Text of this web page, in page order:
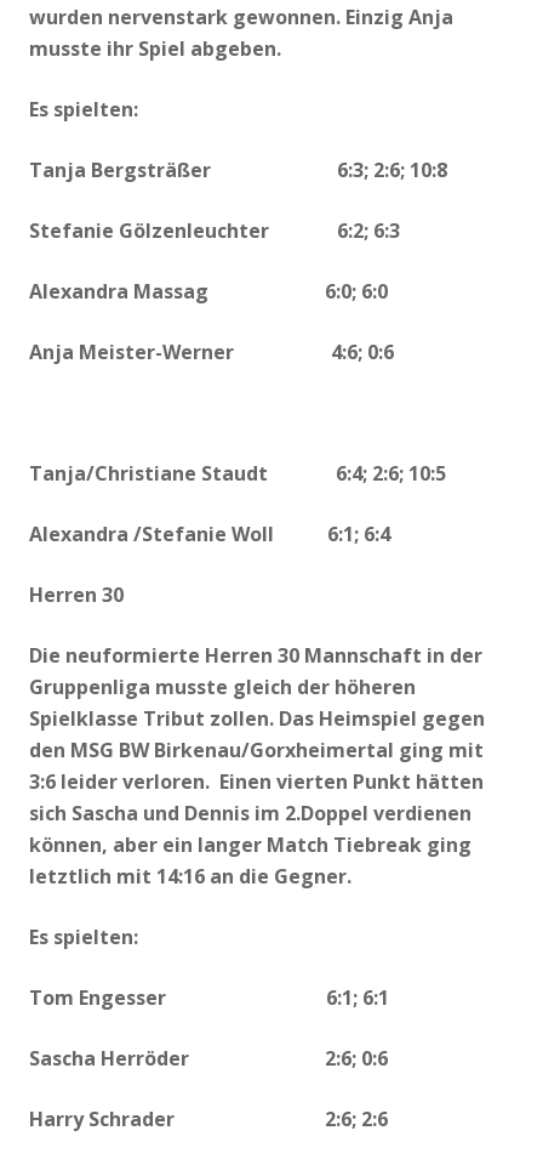
wurden nervenstark gewonnen. Einzig Anja
musste ihr Spiel abgeben.
Es spielten:
Tanja Bergsträßer 6:3; 2:6; 10:8
Stefanie Gölzenleuchter 6:2; 6:3
Alexandra Massag 6:0; 6:0
Anja Meister-Werner 4:6; 0:6
Tanja/Christiane Staudt 6:4; 2:6; 10:5
Alexandra /Stefanie Woll 6:1; 6:4
Herren 30
Die neuformierte Herren 30 Mannschaft in der
Gruppenliga musste gleich der höheren
Spielklasse Tribut zollen. Das Heimspiel gegen
den MSG BW Birkenau/Gorxheimertal ging mit
3:6 leider verloren. Einen vierten Punkt hätten
sich Sascha und Dennis im 2.Doppel verdienen
können, aber ein langer Match Tiebreak ging
letztlich mit 14:16 an die Gegner.
Es spielten:
Tom Engesser 6:1; 6:1
Sascha Herröder 2:6; 0:6
Harry Schrader 2:6; 2:6